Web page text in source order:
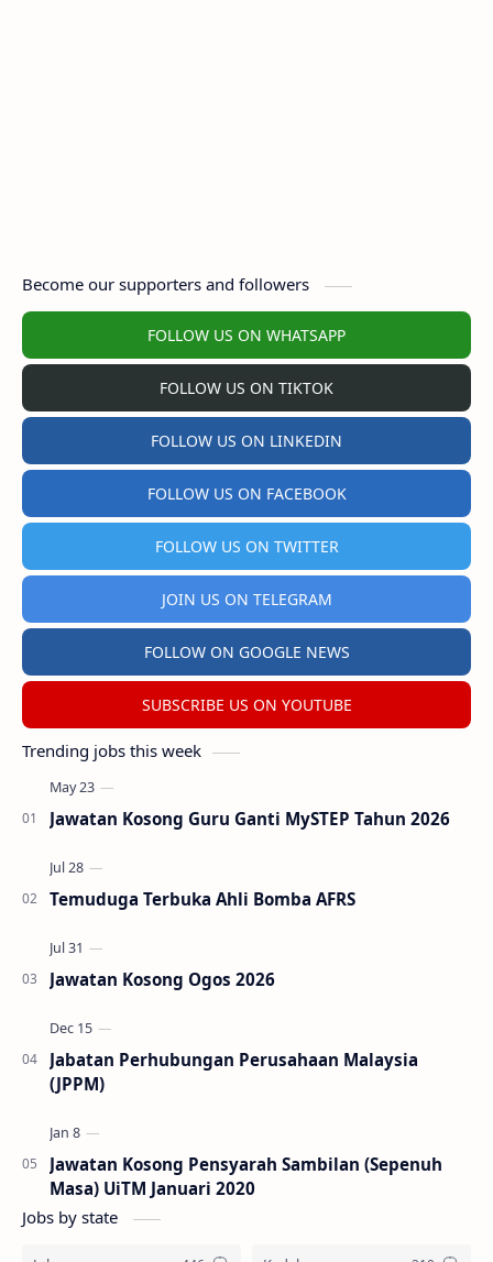
Become our supporters and followers
FOLLOW US ON WHATSAPP
FOLLOW US ON TIKTOK
FOLLOW US ON LINKEDIN
FOLLOW US ON FACEBOOK
FOLLOW US ON TWITTER
JOIN US ON TELEGRAM
FOLLOW ON GOOGLE NEWS
SUBSCRIBE US ON YOUTUBE
Trending jobs this week
Jawatan Kosong Guru Ganti MySTEP Tahun 2026
Temuduga Terbuka Ahli Bomba AFRS
Jawatan Kosong Ogos 2026
Jabatan Perhubungan Perusahaan Malaysia
(JPPM)
Jawatan Kosong Pensyarah Sambilan (Sepenuh
Masa) UiTM Januari 2020
Jobs by state